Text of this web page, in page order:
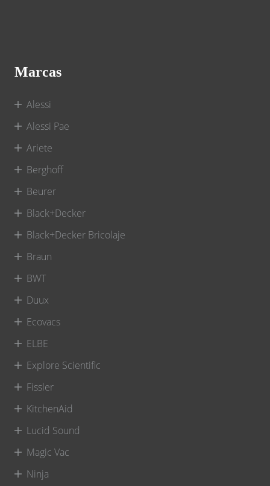
Marcas
Alessi
Alessi Pae
Ariete
Berghoff
Beurer
Black+Decker
Black+Decker Bricolaje
Braun
BWT
Duux
Ecovacs
ELBE
Explore Scientific
Fissler
KitchenAid
Lucid Sound
Magic Vac
Ninja